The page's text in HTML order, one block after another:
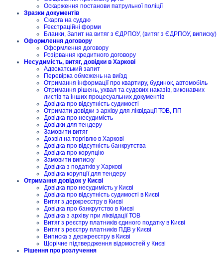
Оскарження постанови патрульної поліції
Зразки документів
Скарга на суддю
Реєстраційні форми
Бланки, Запит на витяг з ЄДРПОУ, (витяг з ЄДРПОУ, виписку)
Оформлення договору
Оформлення договору
Розірвання кредитного договору
Несудимість, витяг, довідки в Харкові
Адвокатський запит
Перевірка обмежень на виїзд
Отримання інформації про квартиру, будинок, автомобіль
Отримання рішень, ухвал та судових наказів, виконавчих
листів та інших процесуальних документів
Довідка про відсутність судимості
Отримати довідки з архіву для ліквідації ТОВ, ПП
Довідка про несудимість
Довідки для тендеру
Замовити витяг
Дозвіл на торгівлю в Харкові
Довідка про відсутність банкрутства
Довідка про корупцію
Замовити виписку
Довідка з податків у Харкові
Довідка корупції для тендеру
Отримання довідок у Києві
Довідка про несудимість у Києві
Довідка про відсутність судимості в Києві
Витяг з держреєстру в Києві
Довідка про банкрутство в Києві
Довідка з архіву при ліквідації ТОВ
Витяг з реєстру платників єдиного податку в Києві
Витяг з реєстру платників ПДВ у Києві
Виписка з держреєстру в Києві
Щорічне підтвердження відомостей у Києві
Рішення про розлучення